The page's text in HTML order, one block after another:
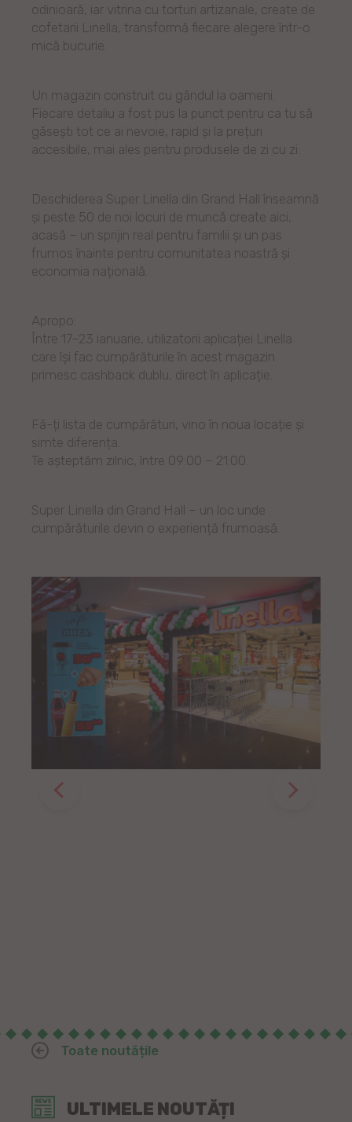
ULTIMELE NOUTĂȚI
odinioară, iar vitrina cu torturi artizanale, create de
cofetarii Linella, transformă fiecare alegere într-o
mică bucurie.
Un magazin construit cu gândul la oameni.
Fiecare detaliu a fost pus la punct pentru ca tu să
găsești tot ce ai nevoie, rapid și la prețuri
accesibile, mai ales pentru produsele de zi cu zi.
Deschiderea Super Linella din Grand Hall înseamnă
și peste 50 de noi locuri de muncă create aici,
acasă – un sprijin real pentru familii și un pas
frumos înainte pentru comunitatea noastră și
economia națională.
Apropo:
Între 17–23 ianuarie, utilizatorii aplicației Linella
care își fac cumpărăturile în acest magazin
primesc cashback dublu, direct în aplicație.
Fă-ți lista de cumpărături, vino în noua locație și
simte diferența.
Te așteptăm zilnic, între 09:00 – 21:00.
Super Linella din Grand Hall – un loc unde
cumpărăturile devin o experiență frumoasă.
Toate noutățile